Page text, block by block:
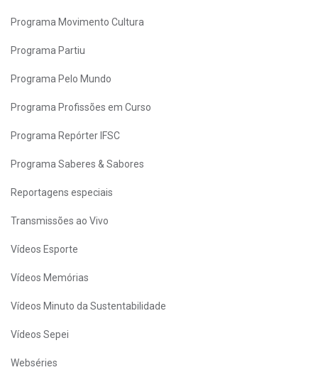
Programa Movimento Cultura
Programa Partiu
Programa Pelo Mundo
Programa Profissões em Curso
Programa Repórter IFSC
Programa Saberes & Sabores
Reportagens especiais
Transmissões ao Vivo
Vídeos Esporte
Vídeos Memórias
Vídeos Minuto da Sustentabilidade
Vídeos Sepei
Webséries